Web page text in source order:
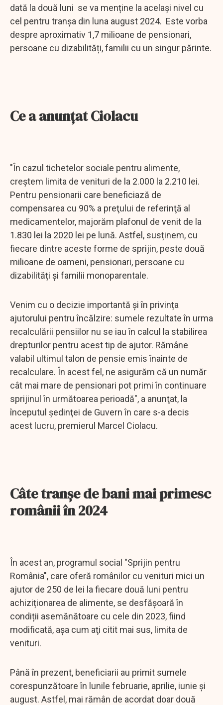
dată la două luni se va menține la același nivel cu
cel pentru tranșa din luna august 2024. Este vorba
despre aproximativ 1,7 milioane de pensionari,
persoane cu dizabilități, familii cu un singur părinte.
Ce a anunţat Ciolacu
"În cazul tichetelor sociale pentru alimente,
creștem limita de venituri de la 2.000 la 2.210 lei.
Pentru pensionarii care beneficiază de
compensarea cu 90% a preţului de referinţă al
medicamentelor, majorăm plafonul de venit de la
1.830 lei la 2020 lei pe lună. Astfel, susținem, cu
fiecare dintre aceste forme de sprijin, peste două
milioane de oameni, pensionari, persoane cu
dizabilități și familii monoparentale.
Venim cu o decizie importantă și în privința
ajutorului pentru încălzire: sumele rezultate în urma
recalculării pensiilor nu se iau în calcul la stabilirea
drepturilor pentru acest tip de ajutor. Rămâne
valabil ultimul talon de pensie emis înainte de
recalculare. În acest fel, ne asigurăm că un număr
cât mai mare de pensionari pot primi în continuare
sprijinul în următoarea perioadă", a anunţat, la
începutul şedinţei de Guvern în care s-a decis
acest lucru, premierul Marcel Ciolacu.
Câte tranşe de bani mai primesc
românii în 2024
În acest an, programul social "Sprijin pentru
România", care oferă românilor cu venituri mici un
ajutor de 250 de lei la fiecare două luni pentru
achiziționarea de alimente, se desfășoară în
condiții asemănătoare cu cele din 2023, fiind
modificată, aşa cum aţi citit mai sus, limita de
venituri.
Până în prezent, beneficiarii au primit sumele
corespunzătoare în lunile februarie, aprilie, iunie și
august. Astfel, mai rămân de acordat doar două